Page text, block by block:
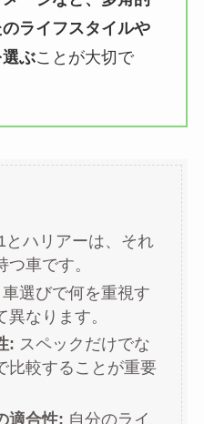
ライフスタイルや
ぶことが大切で
とハリアーは、それ
車です。
車選びで何を重視す
なります。
: スペックだけでな
比較することが重要
適合性: 自分のライ